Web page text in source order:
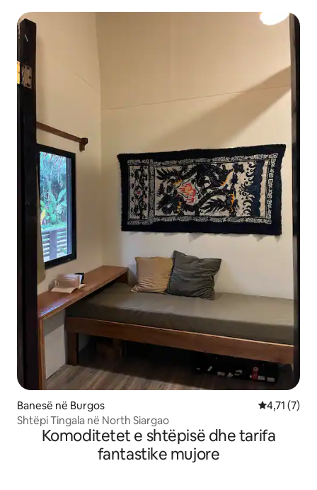
Banesë në Burgos Vlerësimi
4,71 (7)
Shtëpi Tingala në North Siargao
Komoditetet e shtëpisë dhe tarifa
fantastike mujore